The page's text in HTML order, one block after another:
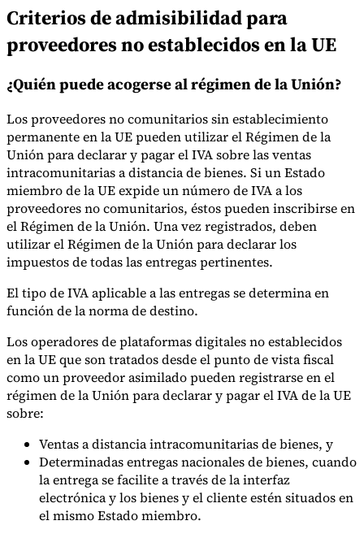
Expertos
Nuestros autoresConviértase en colaboradorElija un experto
Criterios de admisibilidad para
proveedores no establecidos en la UE
¿Quién puede acogerse al régimen de la Unión?
Los proveedores no comunitarios sin establecimiento
permanente en la UE pueden utilizar el Régimen de la
Unión para declarar y pagar el IVA sobre las ventas
intracomunitarias a distancia de bienes. Si un Estado
miembro de la UE expide un número de IVA a los
proveedores no comunitarios, éstos pueden inscribirse en
el Régimen de la Unión. Una vez registrados, deben
utilizar el Régimen de la Unión para declarar los
impuestos de todas las entregas pertinentes.
El tipo de IVA aplicable a las entregas se determina en
función de la norma de destino.
Los operadores de plataformas digitales no establecidos
en la UE que son tratados desde el punto de vista fiscal
como un proveedor asimilado pueden registrarse en el
régimen de la Unión para declarar y pagar el IVA de la UE
sobre:
Ventas a distancia intracomunitarias de bienes, y
Determinadas entregas nacionales de bienes, cuando
la entrega se facilite a través de la interfaz
electrónica y los bienes y el cliente estén situados en
el mismo Estado miembro.